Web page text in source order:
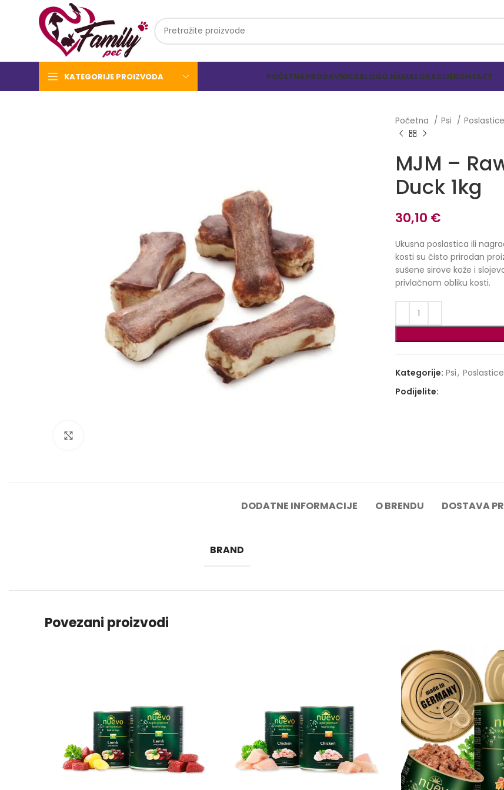
KATEGORIJE PROIZVODA POČETNAPRODAVNICABLOGO NAMALOKACIJEKONTAKT
Početna Psi
MJM –
Duck 1kg
30,10 €
Ukusna poslastica ili
kosti su čisto prirodan
sušene sirove kože i
privlačnom obliku kosti.
Kategorije: Psi,
Podijelite:
DODATNE INFORMACIJE O BRENDU DOSTAVA
BRAND
Povezani proizvodi